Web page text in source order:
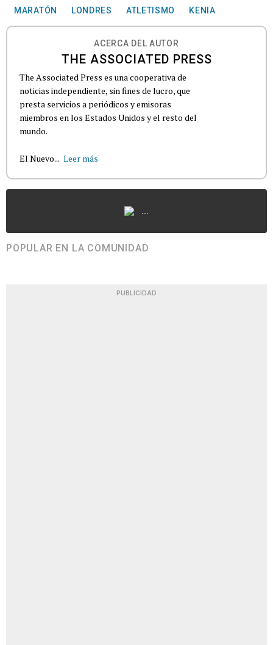
MARATÓN LONDRES ATLETISMO KENIA
ACERCA DEL AUTOR
THE ASSOCIATED PRESS
The Associated Press es una cooperativa de
noticias independiente, sin fines de lucro, que
presta servicios a periódicos y emisoras
miembros en los Estados Unidos y el resto del
mundo.
El Nuevo... Leer más
...
POPULAR EN LA COMUNIDAD
PUBLICIDAD